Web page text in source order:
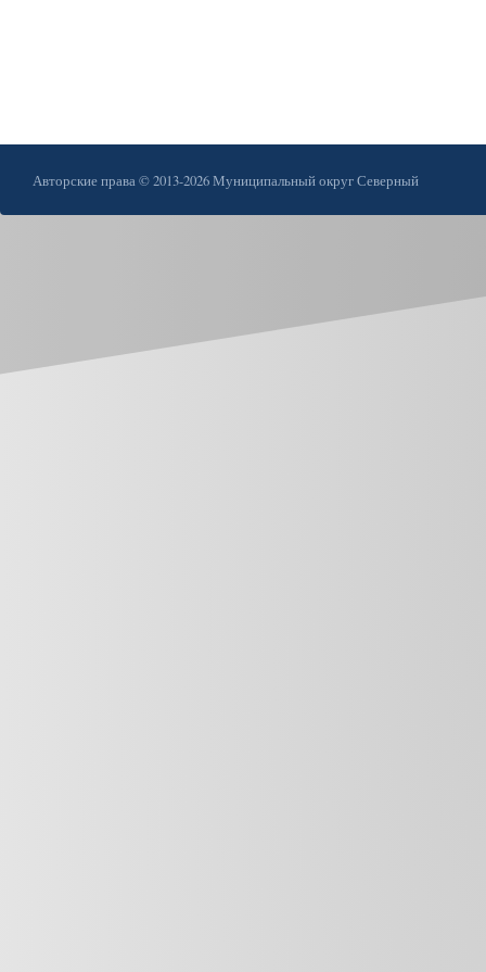
Авторские права © 2013-2026 Муниципальный округ Северный